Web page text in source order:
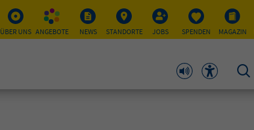
ÜBER UNS ANGEBOTE NEWS STANDORTE JOBS SPENDEN MAGAZIN